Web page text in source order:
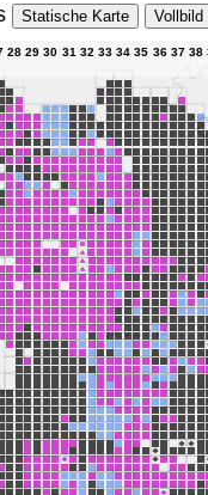
Statische Karte Vollbild